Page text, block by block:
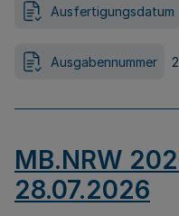
Ausfertigungsdatum
Ausgabennummer
MB.NRW
28.07.2026